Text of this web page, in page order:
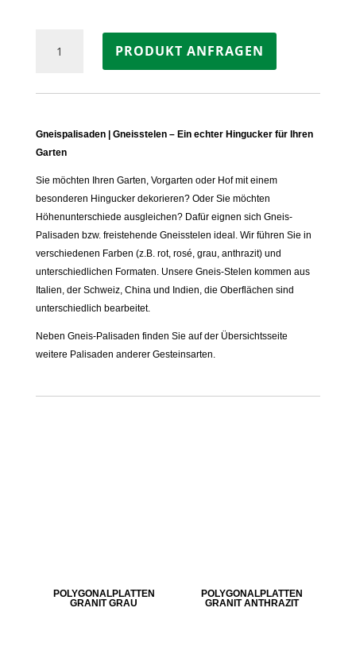
Gneis
anthrazit-
Menge
PRODUKT ANFRAGEN
Gneispalisaden | Gneisstelen – Ein echter Hingucker für Ihren
Garten
Sie möchten Ihren Garten, Vorgarten oder Hof mit einem
besonderen Hingucker dekorieren? Oder Sie möchten
Höhenunterschiede ausgleichen? Dafür eignen sich Gneis-
Palisaden bzw. freistehende Gneisstelen ideal. Wir führen Sie in
verschiedenen Farben (z.B. rot, rosé, grau, anthrazit) und
unterschiedlichen Formaten. Unsere Gneis-Stelen kommen aus
Italien, der Schweiz, China und Indien, die Oberflächen sind
unterschiedlich bearbeitet.
Neben Gneis-Palisaden finden Sie auf der Übersichtsseite
weitere Palisaden anderer Gesteinsarten.
POLYGONALPLATTEN
GRANIT GRAU
POLYGONALPLATTEN
GRANIT ANTHRAZIT